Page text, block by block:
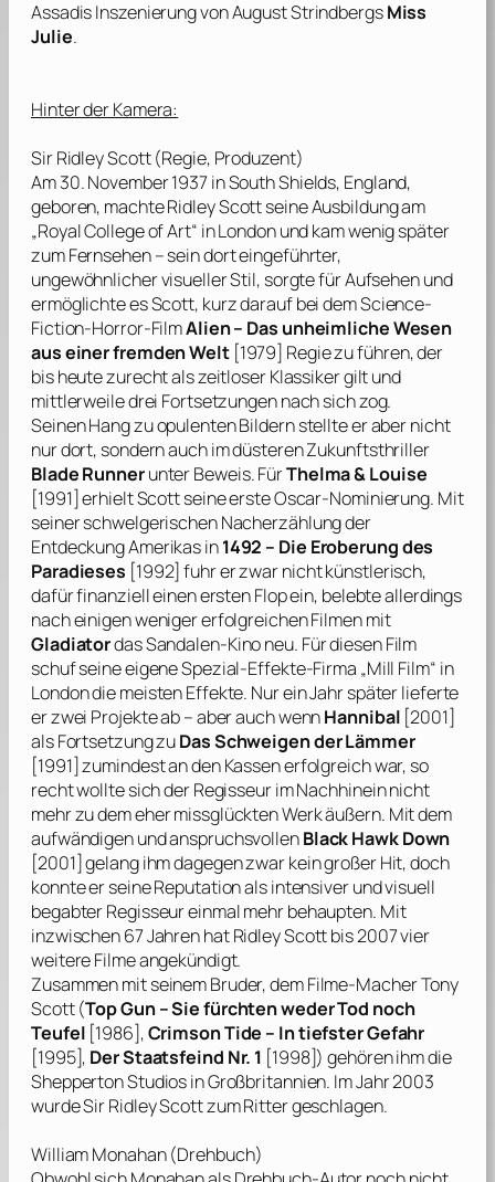
AssadisInszenierung vonAugust StrindbergsMiss
Julie.
Hinter der Kamera:
Sir Ridley Scott(Regie, Produzent)
Am 30. November 1937 in South Shields, England,
geboren, machteRidley Scottseine Ausbildung am
„Royal College of Art“ in London und kam wenig später
zum Fernsehen – sein dort eingeführter,
ungewöhnlicher visueller Stil, sorgte für Aufsehen und
ermöglichte esScott, kurz darauf bei dem Science-
Fiction-Horror-FilmAlien – Das unheimliche Wesen
aus einer fremden Welt [1979] Regie zu führen, der
bis heute zurecht als zeitloser Klassiker gilt und
mittlerweile drei Fortsetzungen nach sich zog.
Seinen Hang zu opulenten Bildern stellte er aber nicht
nur dort, sondern auch im düsteren Zukunftsthriller
Blade Runnerunter Beweis. FürThelma & Louise
[1991] erhieltScottseine erste Oscar-Nominierung. Mit
seiner schwelgerischen Nacherzählung der
Entdeckung Amerikas in1492 – Die Eroberung des
Paradieses [1992] fuhr er zwar nicht künstlerisch,
dafür finanziell einen ersten Flop ein, belebte allerdings
nach einigen weniger erfolgreichen Filmen mit
Gladiatordas Sandalen-Kino neu. Für diesen Film
schuf seine eigene Spezial-Effekte-Firma „Mill Film“ in
London die meisten Effekte. Nur ein Jahr später lieferte
er zwei Projekte ab – aber auch wennHannibal [2001]
als Fortsetzung zuDas Schweigen der Lämmer
[1991] zumindest an den Kassen erfolgreich war, so
recht wollte sich der Regisseur im Nachhinein nicht
mehr zu dem eher missglückten Werk äußern. Mit dem
aufwändigen und anspruchsvollenBlack Hawk Down
[2001] gelang ihm dagegen zwar kein großer Hit, doch
konnte er seine Reputation als intensiver und visuell
begabter Regisseur einmal mehr behaupten. Mit
inzwischen 67 Jahren hatRidley Scottbis 2007 vier
weitere Filme angekündigt.
Zusammen mit seinem Bruder, dem Filme-MacherTony
Scott(Top Gun – Sie fürchten weder Tod noch
Teufel [1986],Crimson Tide – In tiefster Gefahr
[1995], Der Staatsfeind Nr. 1 [1998]) gehören ihm die
Shepperton Studios in Großbritannien. Im Jahr 2003
wurde SirRidley Scottzum Ritter geschlagen.
William Monahan(Drehbuch)